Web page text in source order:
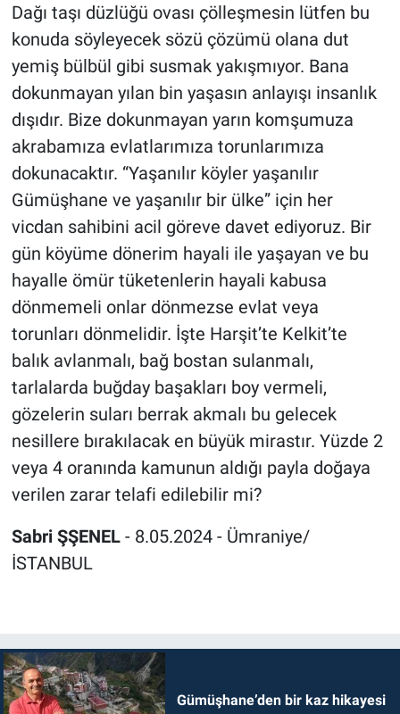
Dağı taşı düzlüğü ovası çölleşmesin lütfen bu
konuda söyleyecek sözü çözümü olana dut
yemiş bülbül gibi susmak yakışmıyor. Bana
dokunmayan yılan bin yaşasın anlayışı insanlık
dışıdır. Bize dokunmayan yarın komşumuza
akrabamıza evlatlarımıza torunlarımıza
dokunacaktır. “Yaşanılır köyler yaşanılır
Gümüşhane ve yaşanılır bir ülke” için her
vicdan sahibini acil göreve davet ediyoruz. Bir
gün köyüme dönerim hayali ile yaşayan ve bu
hayalle ömür tüketenlerin hayali kabusa
dönmemeli onlar dönmezse evlat veya
torunları dönmelidir. İşte Harşit’te Kelkit’te
balık avlanmalı, bağ bostan sulanmalı,
tarlalarda buğday başakları boy vermeli,
gözelerin suları berrak akmalı bu gelecek
nesillere bırakılacak en büyük mirastır. Yüzde 2
veya 4 oranında kamunun aldığı payla doğaya
verilen zarar telafi edilebilir mi?
Sabri ŞŞENEL- 8.05.2024 - Ümraniye/
İSTANBUL
Gümüşhane’den bir kaz hikayesi